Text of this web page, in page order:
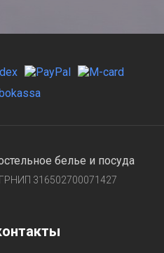
белье и посуда
316502700071427